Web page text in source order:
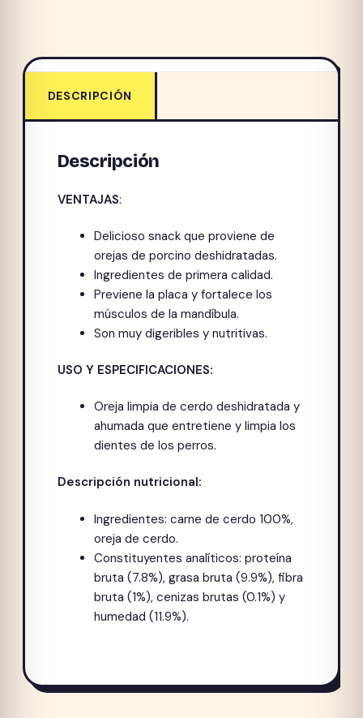
DESCRIPCIÓN
Descripción
VENTAJAS:
Delicioso snack que proviene de
orejas de porcino deshidratadas.
Ingredientes de primera calidad.
Previene la placa y fortalece los
músculos de la mandíbula.
Son muy digeribles y nutritivas.
USO Y ESPECIFICACIONES:
Oreja limpia de cerdo deshidratada y
ahumada que entretiene y limpia los
dientes de los perros.
Descripción nutricional:
Ingredientes: carne de cerdo 100%,
oreja de cerdo.
Constituyentes analíticos: proteína
bruta (7.8%), grasa bruta (9.9%), fibra
bruta (1%), cenizas brutas (0.1%) y
humedad (11.9%).